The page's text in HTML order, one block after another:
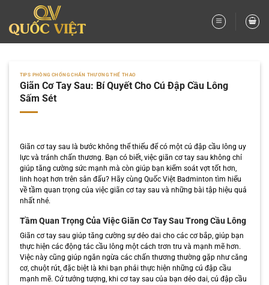
nội
dung
TIPS PHÒNG CHỐNG CHẤN THƯƠNG THỂ THAO
Giãn Cơ Tay Sau: Bí Quyết Cho Cú Đập Cầu Lông
Sấm Sét
Giãn cơ tay sau là bước không thể thiếu để có một cú đập cầu lông uy
lực và tránh chấn thương. Bạn có biết, việc giãn cơ tay sau không chỉ
giúp tăng cường sức mạnh mà còn giúp bạn kiểm soát vợt tốt hơn,
linh hoạt hơn trên sân đấu? Hãy cùng Quốc Việt Badminton tìm hiểu
về tầm quan trọng của việc giãn cơ tay sau và những bài tập hiệu quả
nhất nhé.
Tầm Quan Trọng Của Việc Giãn Cơ Tay Sau Trong Cầu Lông
Giãn cơ tay sau giúp tăng cường sự dẻo dai cho các cơ bắp, giúp bạn
thực hiện các động tác cầu lông một cách trơn tru và mạnh mẽ hơn.
Việc này cũng giúp ngăn ngừa các chấn thương thường gặp như căng
cơ, chuột rút, đặc biệt là khi bạn phải thực hiện những cú đập cầu
mạnh mẽ. Cứ tưởng tượng, khi cơ tay sau của bạn dẻo dai, cú đập cầu